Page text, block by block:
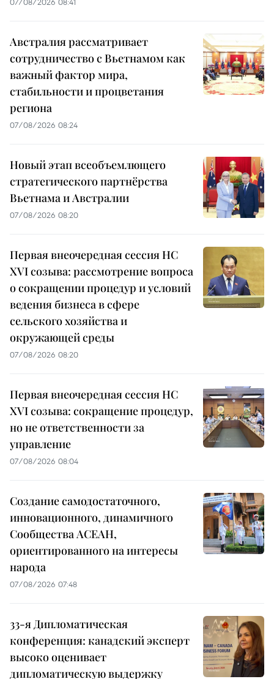
Австралия рассматривает
сотрудничество с Вьетнамом как
важный фактор мира,
стабильности и процветания
региона
07/08/2026 08:24
Новый этап всеобъемлющего
стратегического партнёрства
Вьетнама и Австралии
07/08/2026 08:20
Первая внеочередная сессия НС
XVI созыва: рассмотрение вопроса
о сокращении процедур и условий
ведения бизнеса в сфере
сельского хозяйства и
окружающей среды
07/08/2026 08:20
Первая внеочередная сессия НС
XVI созыва: сокращение процедур,
но не ответственности за
управление
07/08/2026 08:04
Создание самодостаточного,
инновационного, динамичного
Сообщества АСЕАН,
ориентированного на интересы
народа
07/08/2026 07:48
33-я Дипломатическая
конференция: канадский эксперт
высоко оценивает
дипломатическую выдержку